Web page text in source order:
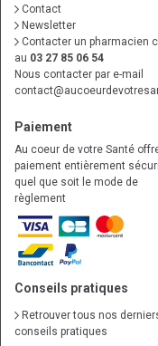
Contact
Newsletter
Contacter un pharmacien
au 03 27 85 06 54
Nous contacter par e-mail
contact@
Paiement
Au coeur de votre Santé
paiement entièrement
quel que soit le mode de
règlement
Conseils pratiques
Retrouver tous nos
conseils pratiques